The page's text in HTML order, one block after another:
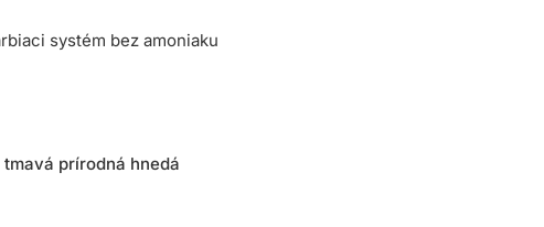
systém bez amoniaku
prírodná hnedá